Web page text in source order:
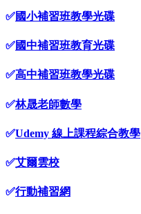
✅國小補習班教學光碟
✅國中補習班教育光碟
✅高中補習班教學光碟
✅林晟老師數學
✅Udemy 線上課程綜合教學
✅艾爾雲校
✅行動補習網